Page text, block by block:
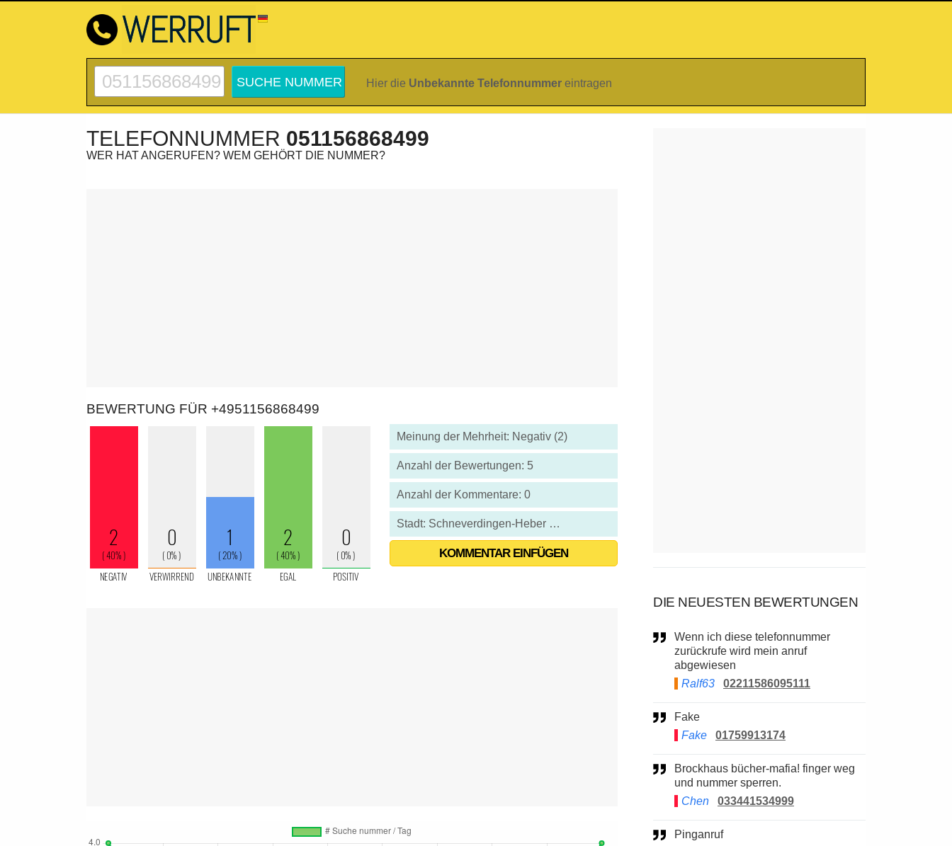
Hier die Unbekannte Telefonnummer eintragen
TELEFONNUMMER 051156868499
WER HAT ANGERUFEN? WEM GEHÖRT DIE NUMMER?
BEWERTUNG FÜR +4951156868499
Meinung der Mehrheit: Negativ (2)
Anzahl der Bewertungen: 5
Anzahl der Kommentare: 0
Stadt: Schneverdingen-Heber - Deutschland
KOMMENTAR EINFÜGEN
DIE NEUESTEN BEWERTUNGEN
Wenn ich diese telefonnummer
zurückrufe wird mein anruf
abgewiesen
Ralf63
02211586095111
Fake
Fake
01759913174
Brockhaus bücher-mafia! finger weg
und nummer sperren.
Chen
033441534999
Pinganruf